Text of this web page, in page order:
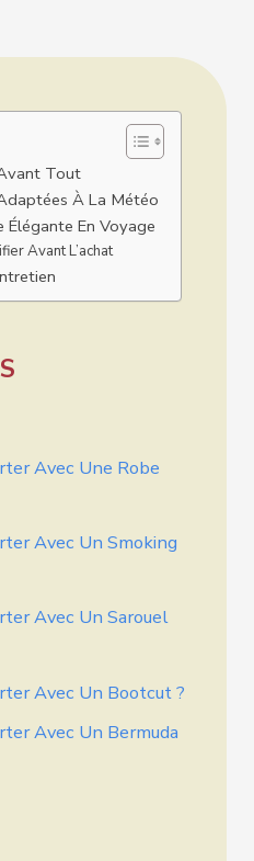
Tout
À La Météo
En Voyage
Avant L’achat
Avec Une Robe
Avec Un Smoking
Avec Un Sarouel
Avec Un Bootcut ?
Avec Un Bermuda